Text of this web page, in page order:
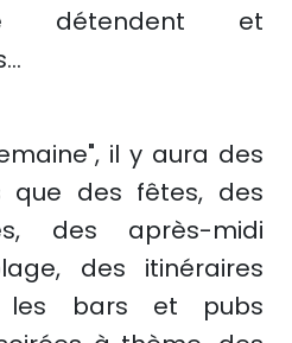
détendent et
il y aura des
que des fêtes, des
des après-midi
des itinéraires
les bars et pubs